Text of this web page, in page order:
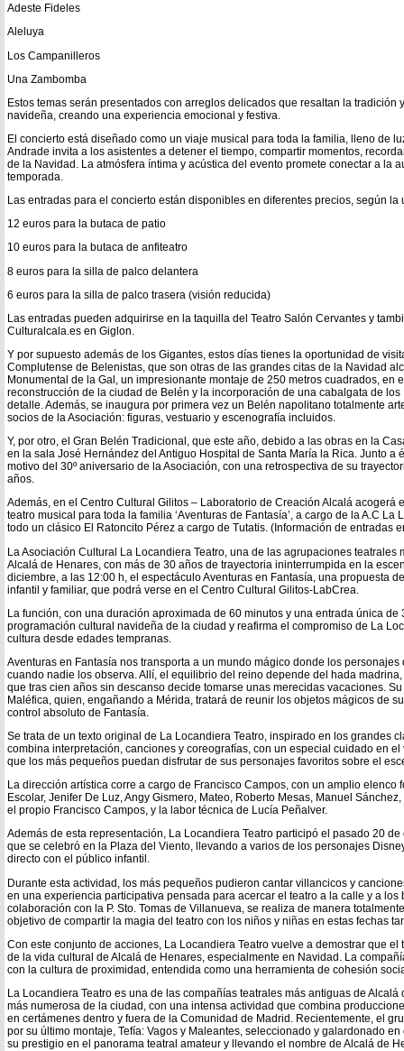
Adeste Fideles
Aleluya
Los Campanilleros
Una Zambomba
Estos temas serán presentados con arreglos delicados que resaltan la tradición
navideña, creando una experiencia emocional y festiva.
El concierto está diseñado como un viaje musical para toda la familia, lleno de
Andrade invita a los asistentes a detener el tiempo, compartir momentos,
de la Navidad. La atmósfera íntima y acústica del evento promete conectar a la
temporada.
Las entradas para el concierto están disponibles en diferentes precios, según la
12 euros para la butaca de patio
10 euros para la butaca de anfiteatro
8 euros para la silla de palco delantera
6 euros para la silla de palco trasera (visión reducida)
Las entradas pueden adquirirse en la taquilla del Teatro Salón Cervantes y
Culturalcala.es en Giglon.
Y por supuesto además de los Gigantes, estos días tienes la oportunidad de
Complutense de Belenistas, que son otras de las grandes citas de la Navidad
Monumental de la Gal, un impresionante montaje de 250 metros cuadrados, en
reconstrucción de la ciudad de Belén y la incorporación de una cabalgata de
detalle. Además, se inaugura por primera vez un Belén napolitano totalmente
socios de la Asociación: figuras, vestuario y escenografía incluidos.
Y, por otro, el Gran Belén Tradicional, que este año, debido a las obras en la
en la sala José Hernández del Antiguo Hospital de Santa María la Rica. Junto a
motivo del 30º aniversario de la Asociación, con una retrospectiva de su
años.
Además, en el Centro Cultural Gilitos – Laboratorio de Creación Alcalá acogerá
teatro musical para toda la familia ‘Aventuras de Fantasía’, a cargo de la A.C La
todo un clásico El Ratoncito Pérez a cargo de Tutatis. (Información de entradas
La Asociación Cultural La Locandiera Teatro, una de las agrupaciones teatrales
Alcalá de Henares, con más de 30 años de trayectoria ininterrumpida en la
diciembre, a las 12:00 h, el espectáculo Aventuras en Fantasía, una propuesta
infantil y familiar, que podrá verse en el Centro Cultural Gilitos-LabCrea.
La función, con una duración aproximada de 60 minutos y una entrada única de
programación cultural navideña de la ciudad y reafirma el compromiso de La
cultura desde edades tempranas.
Aventuras en Fantasía nos transporta a un mundo mágico donde los
cuando nadie los observa. Allí, el equilibrio del reino depende del hada
que tras cien años sin descanso decide tomarse unas merecidas vacaciones.
Maléfica, quien, engañando a Mérida, tratará de reunir los objetos mágicos de
control absoluto de Fantasía.
Se trata de un texto original de La Locandiera Teatro, inspirado en los grandes
combina interpretación, canciones y coreografías, con un especial cuidado en
que los más pequeños puedan disfrutar de sus personajes favoritos sobre el
La dirección artística corre a cargo de Francisco Campos, con un amplio elenco
Escolar, Jenifer De Luz, Angy Gismero, Mateo, Roberto Mesas, Manuel
el propio Francisco Campos, y la labor técnica de Lucía Peñalver.
Además de esta representación, La Locandiera Teatro participó el pasado 20
que se celebró en la Plaza del Viento, llevando a varios de los personajes
directo con el público infantil.
Durante esta actividad, los más pequeños pudieron cantar villancicos y
en una experiencia participativa pensada para acercar el teatro a la calle y a los
colaboración con la P. Sto. Tomas de Villanueva, se realiza de manera
objetivo de compartir la magia del teatro con los niños y niñas en estas fechas
Con este conjunto de acciones, La Locandiera Teatro vuelve a demostrar que
de la vida cultural de Alcalá de Henares, especialmente en Navidad. La
con la cultura de proximidad, entendida como una herramienta de cohesión
La Locandiera Teatro es una de las compañías teatrales más antiguas de
más numerosa de la ciudad, con una intensa actividad que combina
en certámenes dentro y fuera de la Comunidad de Madrid. Recientemente, el
por su último montaje, Tefía: Vagos y Maleantes, seleccionado y galardonado
su prestigio en el panorama teatral amateur y llevando el nombre de Alcalá de